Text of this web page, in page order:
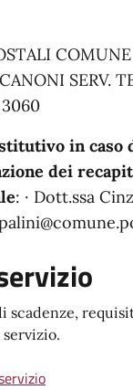
SERV.
3060
in caso
dei
: · Dott.ssa
scadenze,